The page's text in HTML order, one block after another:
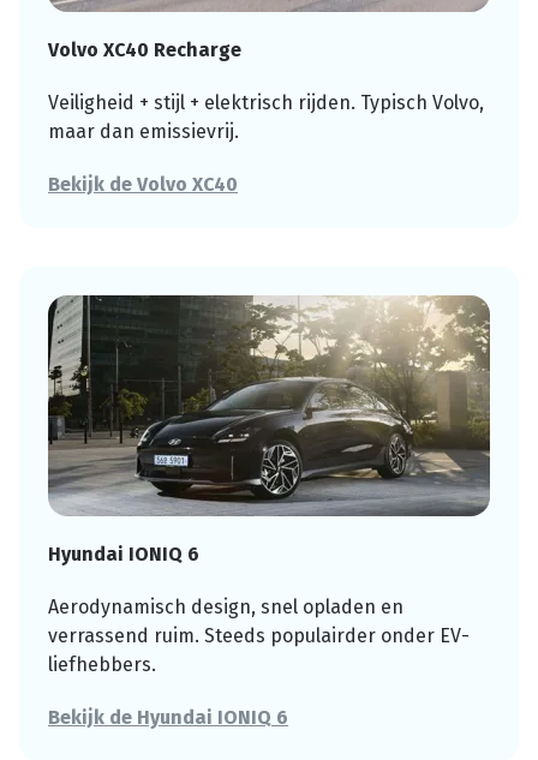
Volvo XC40 Recharge
Veiligheid + stijl + elektrisch rijden. Typisch Volvo,
maar dan emissievrij.
Bekijk de Volvo XC40
Hyundai IONIQ 6
Aerodynamisch design, snel opladen en
verrassend ruim. Steeds populairder onder EV-
liefhebbers.
Bekijk de Hyundai IONIQ 6